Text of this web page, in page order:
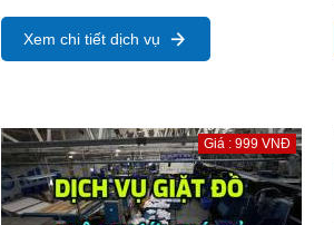
Xem chi tiết dịch vụ
Giá : 999 VNĐ